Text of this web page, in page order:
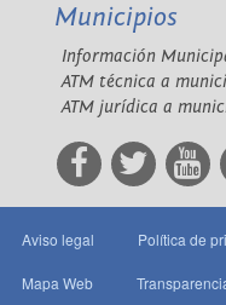
Municipios
Información
ATM técnica a
ATM jurídica a
Aviso legal Política de
Mapa Web